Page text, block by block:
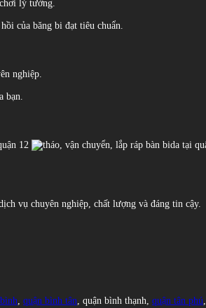
lý tưởng.
của băng bi đạt tiêu chuẩn.
nghiệp.
bạn.
vụ chuyên nghiệp, chất lượng và đáng tin cậy.
, quận bình tân, quận bình thạnh, quận tân phú,